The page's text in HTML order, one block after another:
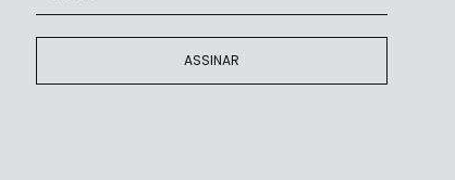
com seus vizinhos do sul. De acordo com
de reservas do mineral.
6% do fornecimento mundial de lítio em 2021
o segundo produtor mundial de lítio até 2027,
ASSINAR